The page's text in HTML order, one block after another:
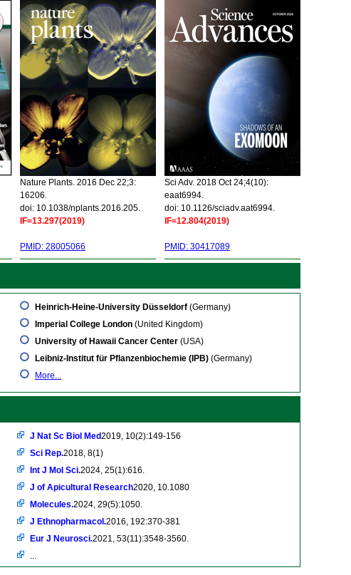
Nature Plants. 2016 Dec 22;3:
16206.
doi: 10.1038/nplants.2016.205.
IF=13.297(2019)
PMID: 28005066
Sci Adv. 2018 Oct 24;4(10):
eaat6994.
doi: 10.1126/sciadv.aat6994.
IF=12.804(2019)
PMID: 30417089
Heinrich-Heine-University Düsseldorf (Germany)
Imperial College London (United Kingdom)
University of Hawaii Cancer Center (USA)
Leibniz-Institut für Pflanzenbiochemie (IPB) (Germany)
More...
J Nat Sc Biol Med2019, 10(2):149-156
Sci Rep.2018, 8(1)
Int J Mol Sci.2024, 25(1):616.
J of Apicultural Research2020, 10.1080
Molecules.2024, 29(5):1050.
J Ethnopharmacol.2016, 192:370-381
Eur J Neurosci.2021, 53(11):3548-3560.
...